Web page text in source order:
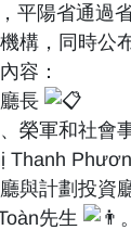
平陽省通過
構，同時公
容：
長
榮軍和社會
Thanh
與計劃投資
先生
。